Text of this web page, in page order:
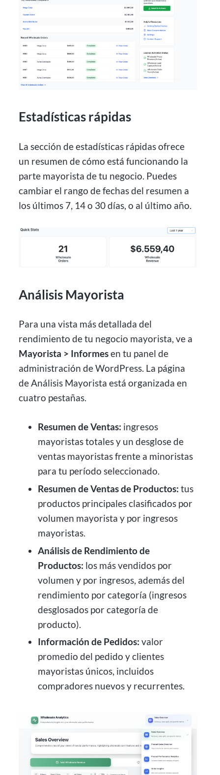
Estadísticas rápidas
La sección de estadísticas rápidas ofrece
un resumen de cómo está funcionando la
parte mayorista de tu negocio. Puedes
cambiar el rango de fechas del resumen a
los últimos 7, 14 o 30 días, o al último año.
Análisis Mayorista
Para una vista más detallada del
rendimiento de tu negocio mayorista, ve a
Mayorista > Informesen tu panel de
administración de WordPress. La página
de Análisis Mayorista está organizada en
cuatro pestañas.
Resumen de Ventas: ingresos
mayoristas totales y un desglose de
ventas mayoristas frente a minoristas
para tu período seleccionado.
Resumen de Ventas de Productos: tus
productos principales clasificados por
volumen mayorista y por ingresos
mayoristas.
Análisis de Rendimiento de
Productos: los más vendidos por
volumen y por ingresos, además del
rendimiento por categoría (ingresos
desglosados por categoría de
producto).
Información de Pedidos: valor
promedio del pedido y clientes
mayoristas únicos, incluidos
compradores nuevos y recurrentes.